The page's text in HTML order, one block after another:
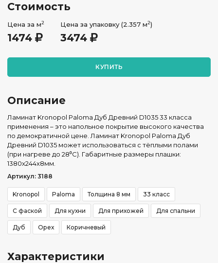
Стоимость
Цена за м2
1474
Цена за упаковку (2.357 м2)
3474
КУПИТЬ
Описание
Ламинат Kronopol Paloma Дуб Древний D1035 33 класса
применения – это напольное покрытие высокого качества
по демократичной цене. Ламинат Kronopol Paloma Дуб
Древний D1035 может использоваться с тёплыми полами
(при нагреве до 28⁰С). Габаритные размеры плашки:
1380x244x8мм.
Артикул: 3188
Kronopol Paloma Толщина 8 мм 33 класс
С фаской Для кухни Для прихожей Для спальни
Дуб Орех Коричневый
Характеристики